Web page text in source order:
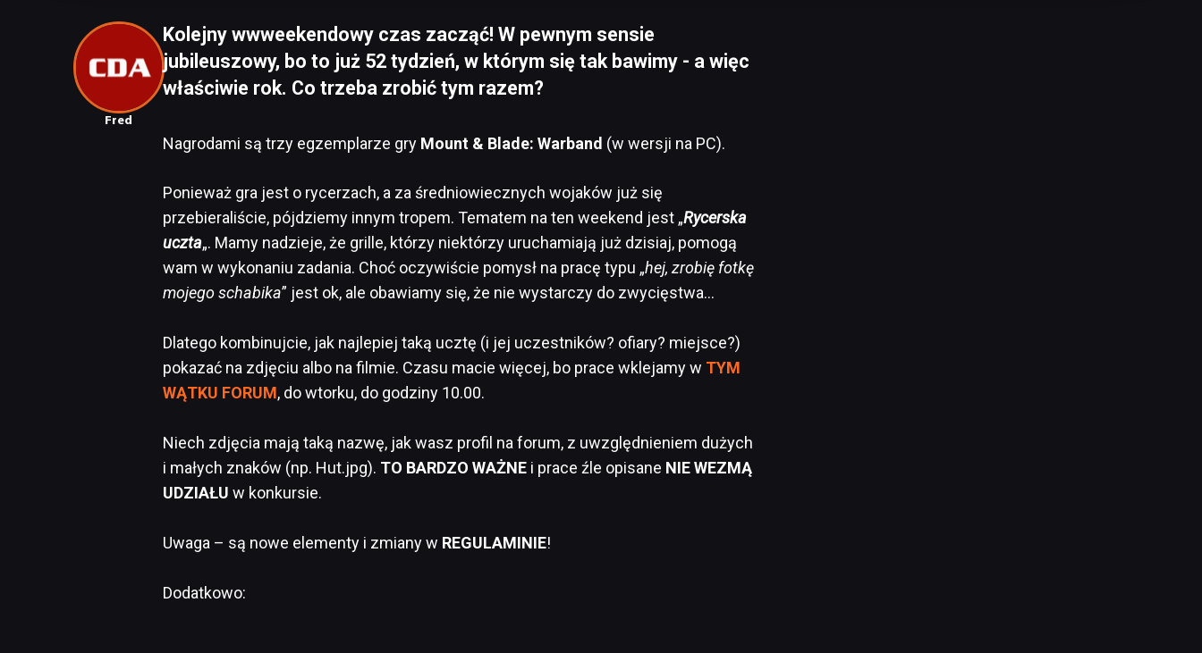
Fred
Kolejny wwweekendowy czas zacząć! W pewnym sensie
jubileuszowy, bo to już 52 tydzień, w którym się tak bawimy - a więc
właściwie rok. Co trzeba zrobić tym razem?
Nagrodami są trzy egzemplarze gry Mount & Blade: Warband (w wersji na PC).
Ponieważ gra jest o rycerzach, a za średniowiecznych wojaków już się
przebieraliście, pójdziemy innym tropem. Tematem na ten weekend jest „Rycerska
uczta„. Mamy nadzieje, że grille, którzy niektórzy uruchamiają już dzisiaj, pomogą
wam w wykonaniu zadania. Choć oczywiście pomysł na pracę typu „hej, zrobię fotkę
mojego schabika” jest ok, ale obawiamy się, że nie wystarczy do zwycięstwa…
Dlatego kombinujcie, jak najlepiej taką ucztę (i jej uczestników? ofiary? miejsce?)
pokazać na zdjęciu albo na filmie. Czasu macie więcej, bo prace wklejamy w TYM
WĄTKU FORUM, do wtorku, do godziny 10.00.
Niech zdjęcia mają taką nazwę, jak wasz profil na forum, z uwzględnieniem dużych
i małych znaków (np. Hut.jpg). TO BARDZO WAŻNE i prace źle opisane NIE WEZMĄ
UDZIAŁU w konkursie.
Uwaga – są nowe elementy i zmiany w REGULAMINIE!
Dodatkowo: